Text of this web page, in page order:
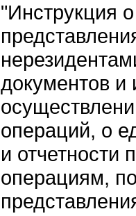
"Инструкция
документов
операций, о
и отчетности
операциям,